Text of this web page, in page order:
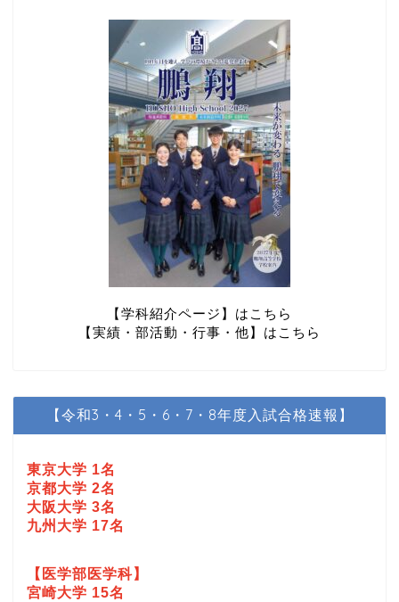
【学科紹介ページ】はこちら
【実績・部活動・行事・他】はこちら
【令和3・4・5・6・7・8年度入試合格速報】
東京大学 1名
京都大学 2名
大阪大学 3名
九州大学 17名
【医学部医学科】
宮崎大学 15名